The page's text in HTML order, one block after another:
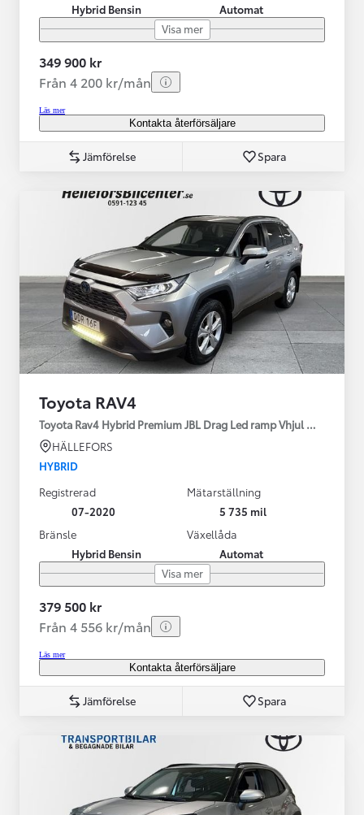
Hybrid Bensin
Automat
Visa mer
349 900 kr
Från 4 200 kr/mån
Läs mer
Kontakta återförsäljare
Jämförelse Spara
Toyota RAV4
Toyota Rav4 Hybrid Premium JBL Drag Led ramp Vhjul motorv
HÄLLEFORS
HYBRID
Registrerad
07-2020
Mätarställning
5 735 mil
Bränsle
Hybrid Bensin
Växellåda
Automat
Visa mer
379 500 kr
Från 4 556 kr/mån
Läs mer
Kontakta återförsäljare
Jämförelse Spara